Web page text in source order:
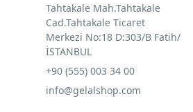
Tahtakale Mah.Tahtakale
Cad.Tahtakale Ticaret
Merkezi No:18 D:303/B Fatih/
İSTANBUL
+90 (555) 003 34 00
info@gelalshop.com